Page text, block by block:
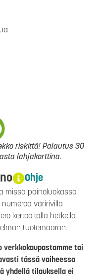
riskittä! Palautus 30
lahjakorttina.
Ohje
missä painoluokassa
väririvillä
kertoo tällä hetkellä
tuotemäärän.
tai
tässä vaiheessa
yhdellä tilauksella ei